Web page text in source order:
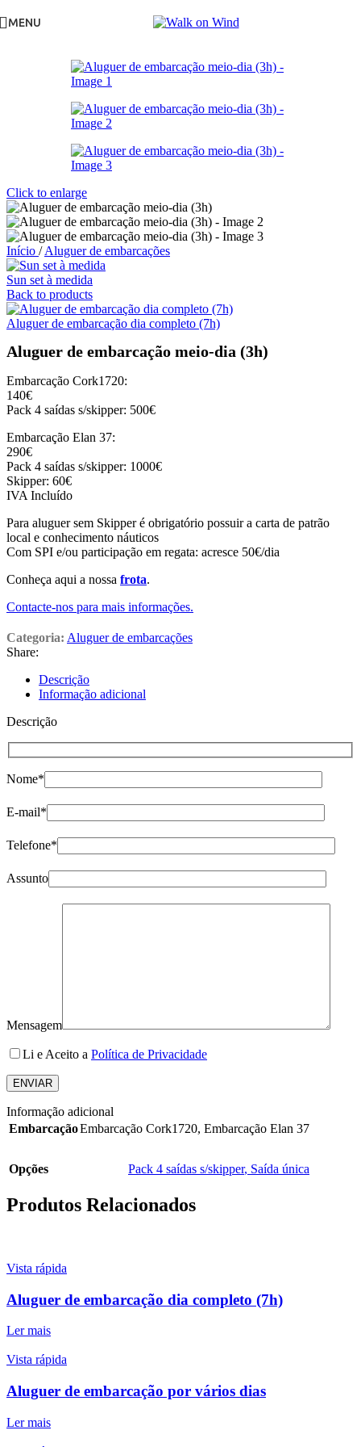
MENU
Click to enlarge
Início / Aluguer de embarcações
Sun set à medida
Back to products
Aluguer de embarcação dia completo (7h)
Aluguer de embarcação meio-dia (3h)
Embarcação Cork1720:
140€
Pack 4 saídas s/skipper: 500€
Embarcação Elan 37:
290€
Pack 4 saídas s/skipper: 1000€
Skipper: 60€
IVA Incluído
Para aluguer sem Skipper é obrigatório possuir a carta de patrão
local e conhecimento náuticos
Com SPI e/ou participação em regata: acresce 50€/dia
Conheça aqui a nossa frota.
Contacte-nos para mais informações.
Categoria: Aluguer de embarcações
Share:
Descrição
Informação adicional
Descrição
Nome*
E-mail*
Telefone*
Assunto
Mensagem
Li e Aceito a Política de Privacidade
Informação adicional
EmbarcaçãoEmbarcação Cork1720, Embarcação Elan 37
Opções Pack 4 saídas s/skipper, Saída única
Produtos Relacionados
Vista rápida
Aluguer de embarcação dia completo (7h)
Ler mais
Vista rápida
Aluguer de embarcação por vários dias
Ler mais